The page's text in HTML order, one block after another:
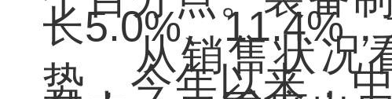
长5.0%、11.4%
从销售状况看
势，今年以来，